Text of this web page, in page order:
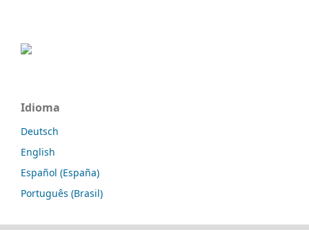
Idioma
Deutsch
English
Español (España)
Português (Brasil)